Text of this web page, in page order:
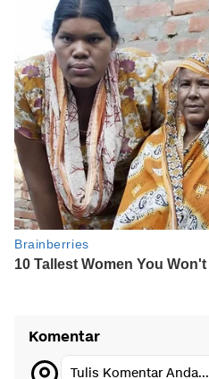
Komentar
Tulis Komentar Anda...